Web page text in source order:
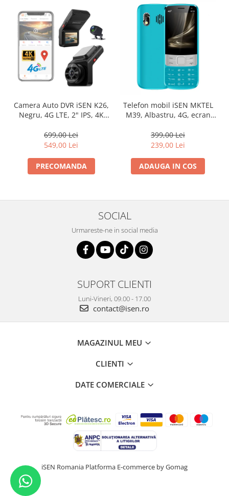
Camera Auto DVR iSEN K26,
Negru, 4G LTE, 2" IPS, 4K
Vizualizare 140°/130°,
Hotspot Wi-Fi, Comunicare
BSD, G-Sensor,
Monitorizare Parcare 24H
699,00 Lei
549,00 Lei
PRECOMANDA
Telefon mobil iSEN MKTEL
M39, Albastru, 4G, ecran
16GB ROM, card TF, camera
2MP + 2MP, Android 12,
399,00 Lei
239,00 Lei
ADAUGA IN COS
SOCIAL
Urmareste-ne in social media
SUPORT CLIENTI
Luni-Vineri, 09.00 - 17.00
contact@isen.ro
MAGAZINUL MEU
CLIENTI
DATE COMERCIALE
iSEN Romania Platforma E-commerce by Gomag